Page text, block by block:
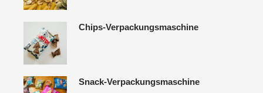
Chips-Verpackungsmaschine
Snack-Verpackungsmaschine